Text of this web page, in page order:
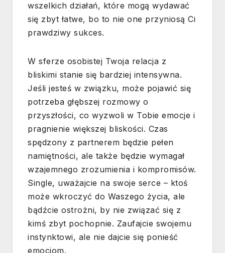
wszelkich działań, które mogą wydawać
się zbyt łatwe, bo to nie one przyniosą Ci
prawdziwy sukces.
W sferze osobistej Twoja relacja z
bliskimi stanie się bardziej intensywna.
Jeśli jesteś w związku, może pojawić się
potrzeba głębszej rozmowy o
przyszłości, co wyzwoli w Tobie emocje i
pragnienie większej bliskości. Czas
spędzony z partnerem będzie pełen
namiętności, ale także będzie wymagał
wzajemnego zrozumienia i kompromisów.
Single, uważajcie na swoje serce – ktoś
może wkroczyć do Waszego życia, ale
bądźcie ostrożni, by nie związać się z
kimś zbyt pochopnie. Zaufajcie swojemu
instynktowi, ale nie dajcie się ponieść
emocjom.